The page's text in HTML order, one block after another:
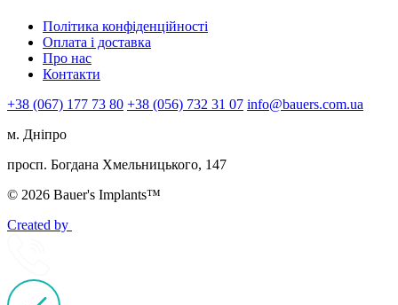
Політика конфіденційності
Оплата і доставка
Про нас
Контакти
+38 (067) 177 73 80 +38 (056) 732 31 07 info@bauers.com.ua
м. Дніпро
просп. Богдана Хмельницького, 147
© 2026 Bauer's Implants™
Created by